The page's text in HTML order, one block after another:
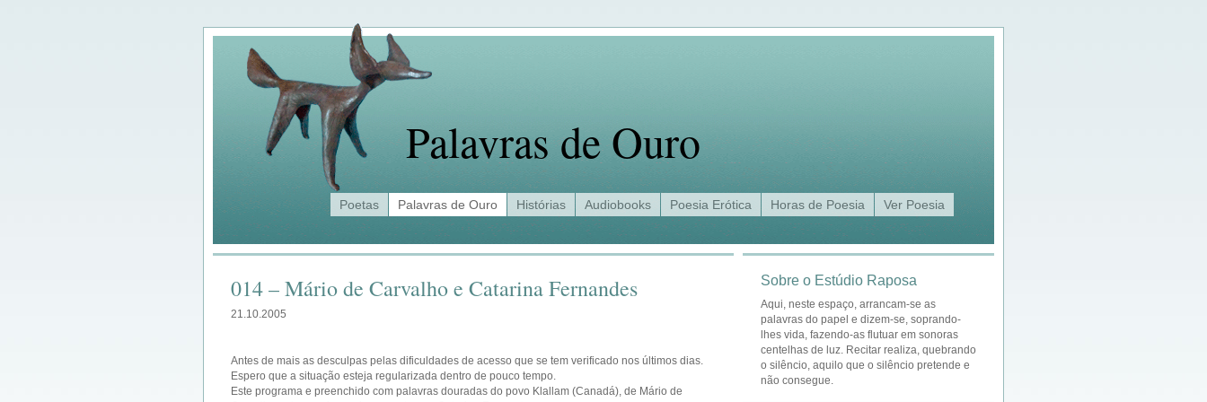
Palavras de Ouro
Poetas Palavras de Ouro Histórias Audiobooks Poesia Erótica Horas de Poesia Ver Poesia
014 – Mário de Carvalho e Catarina Fernandes
21.10.2005
Antes de mais as desculpas pelas dificuldades de acesso que se tem verificado nos últimos dias.
Espero que a situação esteja regularizada dentro de pouco tempo.
Este programa e preenchido com palavras douradas do povo Klallam (Canadá), de Mário de
Sobre o Estúdio Raposa
Aqui, neste espaço, arrancam-se as
palavras do papel e dizem-se, soprando-
lhes vida, fazendo-as flutuar em sonoras
centelhas de luz. Recitar realiza, quebrando
o silêncio, aquilo que o silêncio pretende e
não consegue.